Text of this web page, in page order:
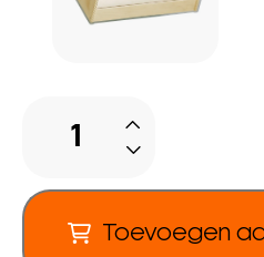
Toevoegen